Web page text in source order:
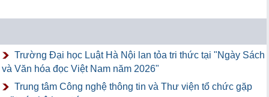
Trường Đại học Luật Hà Nội lan tỏa tri thức tại "Ngày Sách
và Văn hóa đọc Việt Nam năm 2026"
Trung tâm Công nghệ thông tin và Thư viện tổ chức gặp